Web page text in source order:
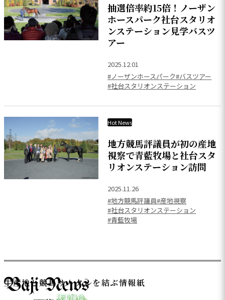
抽選倍率約15倍！ノーザン
ホースパーク社台スタリオ
ンステーション見学バスツ
アー
2025.12.01
#ノーザンホースパーク#バスツアー
#社台スタリオンステーション
Hot News
地方競馬評議員が初の産地
視察で青藍牧場と社台スタ
リオンステーション訪問
2025.11.26
#地方競馬評議員#産地視察
#社台スタリオンステーション
#青藍牧場
生産地と競馬サークルを結ぶ情報紙